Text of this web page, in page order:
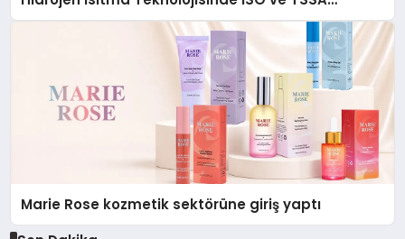
Düzenleyici Onaylarını Aldı
Marie Rose kozmetik sektörüne giriş yaptı